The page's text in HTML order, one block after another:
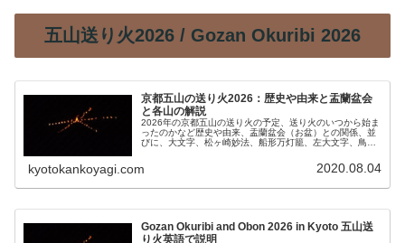
五山送り火2026 / Gozan Okuribi 2026
京都五山の送り火2026：歴史や由来と盂蘭盆会
と各山の解説
2026年の京都五山の送り火の予定、送り火のいつから始ま
ったのかなど歴史や由来、盂蘭盆会（お盆）との関係、並
びに、大文字、松ヶ崎妙法、船形万灯籠、左大文字、鳥居
kyotokankoyagi.com 2020.08.04
Gozan Okuribi and Obon 2026 in Kyoto 五山送
り火英語で説明